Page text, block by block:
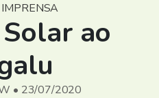
ao
• 23/07/2020